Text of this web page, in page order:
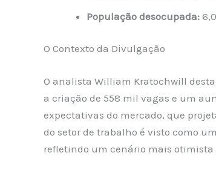
População desocupada:
O Contexto da Divulgação
O analista William Kratochwill
a criação de 558 mil vagas e um
expectativas do mercado, que
do setor de trabalho é visto como
refletindo um cenário mais otimista